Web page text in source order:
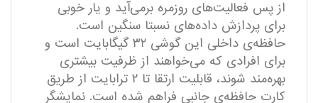
از پس فعالیت‌های روزمره برمی‌آید و یار خوبی
برای پردازش داده‌های نسبتا سنگین است.
حافظه‌ی داخلی این گوشی ۳۲ گیگابایت است و
برای افرادی که می‌خواهند از ظرفیت بیشتری
بهره‌مند شوند، قابلیت ارتقا تا ۲ ترابایت از طریق
کارت حافظه‌ی ‌جانبی فراهم شده است. نمایشگر